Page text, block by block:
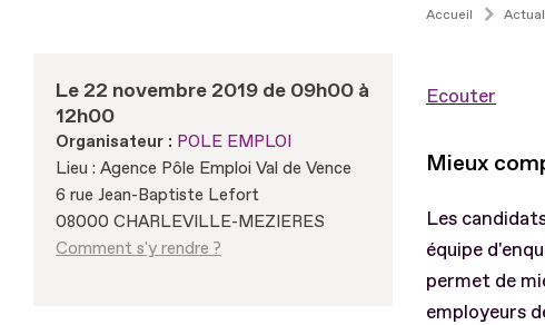
Accueil
Le 22 novembre 2019 de 09h00 à
12h00
Organisateur : POLE EMPLOI
Lieu : Agence Pôle Emploi Val de Vence
6 rue Jean-Baptiste Lefort
08000 CHARLEVILLE-MEZIERES
Comment s'y rendre ?
Ecouter
Mieux
Les
équipe
permet de
employeurs